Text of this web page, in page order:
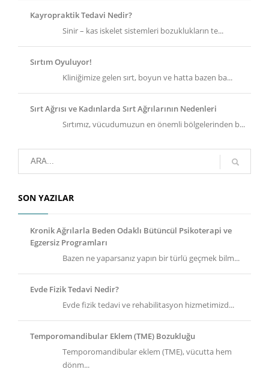
Kayropraktik Tedavi Nedir?
Sinir – kas iskelet sistemleri bozuklukların te...
Sırtım Oyuluyor!
Kliniğimize gelen sırt, boyun ve hatta bazen ba...
Sırt Ağrısı ve Kadınlarda Sırt Ağrılarının Nedenleri
Sırtımız, vücudumuzun en önemli bölgelerinden b...
SON YAZILAR
Kronik Ağrılarla Beden Odaklı Bütüncül Psikoterapi ve
Egzersiz Programları
Bazen ne yaparsanız yapın bir türlü geçmek bilm...
Evde Fizik Tedavi Nedir?
Evde fizik tedavi ve rehabilitasyon hizmetimizd...
Temporomandibular Eklem (TME) Bozukluğu
Temporomandibular eklem (TME), vücutta hem
dönm...